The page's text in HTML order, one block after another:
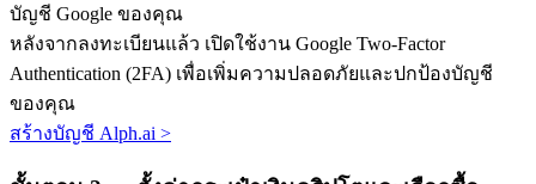
พันธมิตร Bitrue
บัญชี Google ของคุณ
หลังจากลงทะเบียนแล้ว เปิดใช้งาน Google Two-Factor
Authentication (2FA) เพื่อเพิ่มความปลอดภัยและปกป้องบัญชี
ของคุณ
สร้างบัญชี Alph.ai >